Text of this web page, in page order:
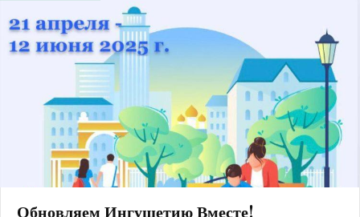
Обновляем Ингушетию Вместе!